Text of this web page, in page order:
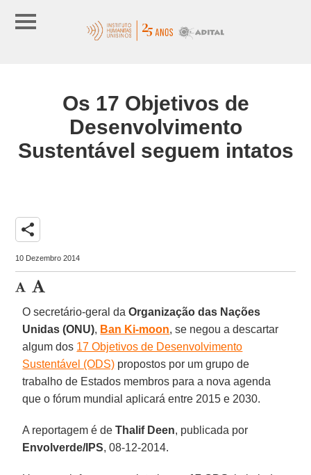
Os 17 Objetivos de
Desenvolvimento
Sustentável seguem intatos
share
10 Dezembro 2014
O secretário-geral daOrganização das Nações
Unidas (ONU), Ban Ki-moon, se negou a descartar
algum dos 17 Objetivos de Desenvolvimento
Sustentável (ODS) propostos por um grupo de
trabalho de Estados membros para a nova agenda
que o fórum mundial aplicará entre 2015 e 2030.
A reportagem é deThalif Deen, publicada por
Envolverde/IPS, 08-12-2014.